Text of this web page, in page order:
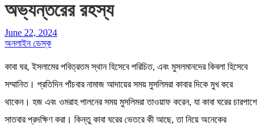
অভ্যন্তরের রহস্য
June 22, 2024
অনলাইন ডেস্ক
কাবা ঘর, ইসলামের পবিত্রতম স্থান হিসেবে পরিচিত, এবং মুসলমানদের কিবলা হিসেবে
সম্মানিত। প্রতিদিন পাঁচবার নামাজ আদায়ের সময় মুসলিমরা কাবার দিকে মুখ করে
থাকেন। হজ এবং ওমরাহ পালনের সময় মুসলিমরা তাওয়াফ করেন, যা কাবা ঘরের চারপাশে
সাতবার প্রদক্ষিণ করা। কিন্তু কাবা ঘরের ভেতরে কী আছে, তা নিয়ে অনেকের